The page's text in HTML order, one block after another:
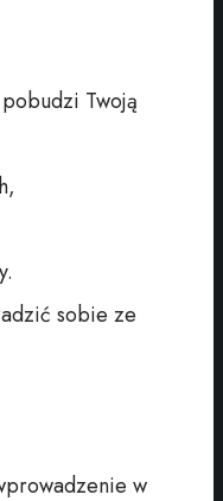
Twoją
sobie ze
w